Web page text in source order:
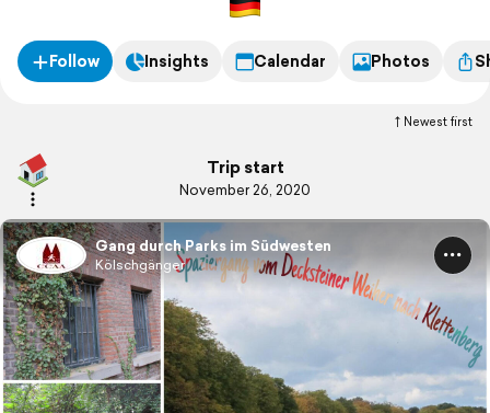
Follow Insights Calendar Photos
Newest first
Trip start
November 26, 2020
Gang durch Parks im Südwesten
Kölschgänger